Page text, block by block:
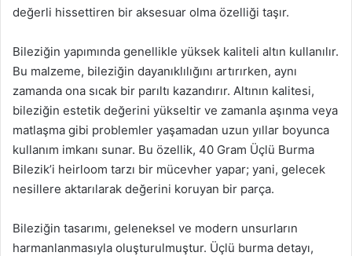
değerli hissettiren bir aksesuar olma özelliği taşır.
Bileziğin yapımında genellikle yüksek kaliteli altın kullanılır.
Bu malzeme, bileziğin dayanıklılığını artırırken, aynı
zamanda ona sıcak bir parıltı kazandırır. Altının kalitesi,
bileziğin estetik değerini yükseltir ve zamanla aşınma veya
matlaşma gibi problemler yaşamadan uzun yıllar boyunca
kullanım imkanı sunar. Bu özellik, 40 Gram Üçlü Burma
Bilezik’i heirloom tarzı bir mücevher yapar; yani, gelecek
nesillere aktarılarak değerini koruyan bir parça.
Bileziğin tasarımı, geleneksel ve modern unsurların
harmanlanmasıyla oluşturulmuştur. Üçlü burma detayı,